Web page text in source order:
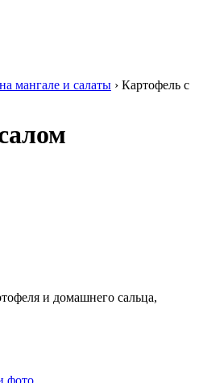
мангале и салаты › Картофель с
и домашнего сальца,